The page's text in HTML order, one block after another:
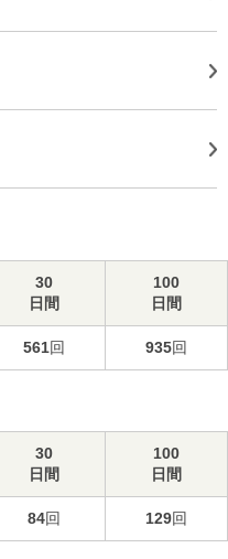
30
日間
100
日間
561回 935回
30
日間
100
日間
84回 129回